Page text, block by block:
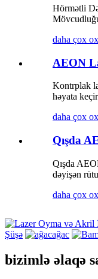
Hörmətli
daha çox
AEON
Kontrplak
həyata
daha çox
Qışda
Qışda
dəyişən
daha çox
Şüşə
ağac
bizimlə əlaqə